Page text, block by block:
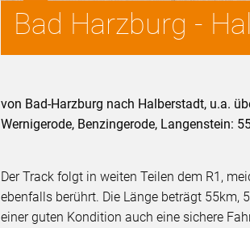
Bad Harzburg -
von Bad-Harzburg nach Halberstadt, u.a.
Wernigerode, Benzingerode, Langenstein:
Der Track folgt in weiten Teilen dem R1,
ebenfalls berührt. Die Länge beträgt 55km,
einer guten Kondition auch eine sichere